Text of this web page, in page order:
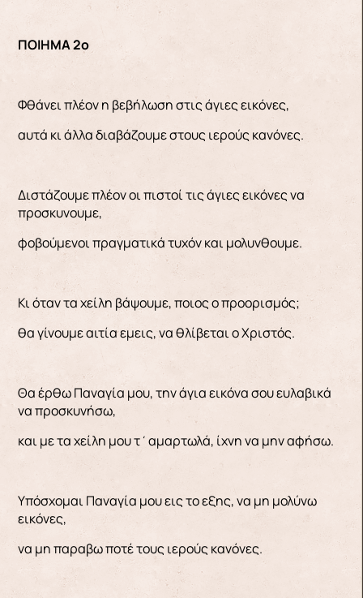
ΠΟΙΗΜΑ 2ο
Φθάνει πλέον η βεβήλωση στις άγιες εικόνες,
αυτά κι άλλα διαβάζουμε στους ιερούς κανόνες.
Διστάζουμε πλέον οι πιστοί τις άγιες εικόνες να
προσκυνουμε,
φοβούμενοι πραγματικά τυχόν και μολυνθουμε.
Κι όταν τα χείλη βάψουμε, ποιος ο προορισμός;
θα γίνουμε αιτία εμεις, να θλίβεται ο Χριστός.
Θα έρθω Παναγία μου, την άγια εικόνα σου ευλαβικά
να προσκυνήσω,
και με τα χείλη μου τ΄αμαρτωλά, ίχνη να μην αφήσω.
Υπόσχομαι Παναγία μου εις το εξης, να μη μολύνω
εικόνες,
να μη παραβω ποτέ τους ιερούς κανόνες.